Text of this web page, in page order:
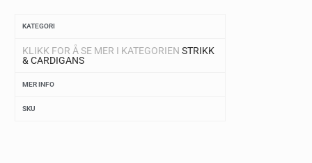
KATEGORI
KLIKK FOR Å SE MER I KATEGORIEN STRIKK
& CARDIGANS
MER INFO
SKU